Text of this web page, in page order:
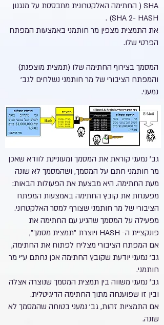
SHA ( החתימה האלקטרונית מתבססת על מנגנון
SHA 2- HASH) .
את התמצית מצפין מר חותמני באמצעות המפתח
הפרטי שלו.
המסמך בצירוף החתימה שלו (תמצית מוצפנת)
והמפתח הציבורי של מר חותמני נשלחים לגב'
נמעני.
גב' נמעני קוראת את המסמך ומעוניינת לוודא שאכן
מר חותמני חתם על המסמך, ושהמסמך לא שונה
מעת החתימה. היא מבצעת את הפעולות הבאות:
מפענחת את קובץ החתימה באמצעות המפתח
הציבורי של מר חותמני שצורף למסר האלקטרוני.
מפעילה על המסמך שהגיע עם החתימה את
פונקציית ה- HASH ויוצרת "תמצית מסמך",
אם המפתח הציבורי מצליח לפתוח את החתימה,
גב' נמעני יודעת שקובץ החתימה אכן נחתם ע"י מר
חותמני.
גב' נמעני משווה בין תמצית המסמך שנוצרה אצלה
ובין זו שפוענחה מתוך החתימה הדיגיטלית.
אם התמציות זהות, גב' נמעני בטוחה שהמסמך לא
שונה.